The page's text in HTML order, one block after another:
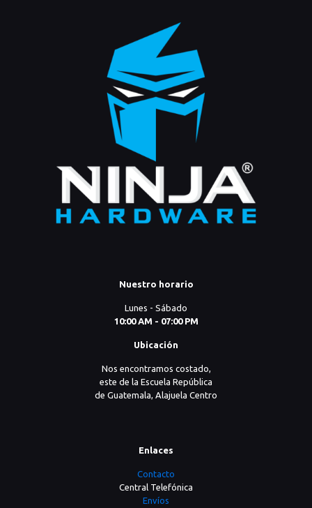
Nuestro horario
Lunes - Sábado
10:00 AM - 07:00 PM
Ubicación
Nos encontramos costado,
este de la Escuela República
de Guatemala, Alajuela Centro
Enlaces
Contacto
Central Telefónica
Envíos